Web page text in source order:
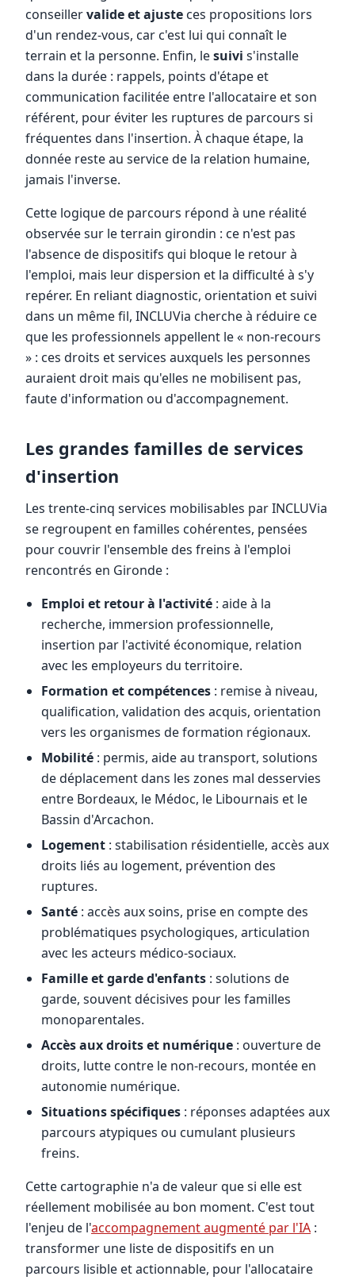
conseillervalide et ajuste ces propositions lors
d'un rendez-vous, car c'est lui qui connaît le
terrain et la personne. Enfin, lesuivi s'installe
dans la durée : rappels, points d'étape et
communication facilitée entre l'allocataire et son
référent, pour éviter les ruptures de parcours si
fréquentes dans l'insertion. À chaque étape, la
donnée reste au service de la relation humaine,
jamais l'inverse.
Cette logique de parcours répond à une réalité
observée sur le terrain girondin : ce n'est pas
l'absence de dispositifs qui bloque le retour à
l'emploi, mais leur dispersion et la difficulté à s'y
repérer. En reliant diagnostic, orientation et suivi
dans un même fil, INCLUVia cherche à réduire ce
que les professionnels appellent le « non-recours
» : ces droits et services auxquels les personnes
auraient droit mais qu'elles ne mobilisent pas,
faute d'information ou d'accompagnement.
Les grandes familles de services
d'insertion
Les trente-cinq services mobilisables par INCLUVia
se regroupent en familles cohérentes, pensées
pour couvrir l'ensemble des freins à l'emploi
rencontrés en Gironde :
Emploi et retour à l'activité : aide à la
recherche, immersion professionnelle,
insertion par l'activité économique, relation
avec les employeurs du territoire.
Formation et compétences : remise à niveau,
qualification, validation des acquis, orientation
vers les organismes de formation régionaux.
Mobilité : permis, aide au transport, solutions
de déplacement dans les zones mal desservies
entre Bordeaux, le Médoc, le Libournais et le
Bassin d'Arcachon.
Logement : stabilisation résidentielle, accès aux
droits liés au logement, prévention des
ruptures.
Santé : accès aux soins, prise en compte des
problématiques psychologiques, articulation
avec les acteurs médico-sociaux.
Famille et garde d'enfants : solutions de
garde, souvent décisives pour les familles
monoparentales.
Accès aux droits et numérique : ouverture de
droits, lutte contre le non-recours, montée en
autonomie numérique.
Situations spécifiques : réponses adaptées aux
parcours atypiques ou cumulant plusieurs
freins.
Cette cartographie n'a de valeur que si elle est
réellement mobilisée au bon moment. C'est tout
l'enjeu de l'accompagnement augmenté par l'IA :
transformer une liste de dispositifs en un
parcours lisible et actionnable, pour l'allocataire